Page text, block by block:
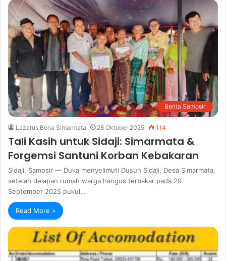
Berita Samosir
Lazarus Bona Simarmata 28 Oktober 2025 114
Tali Kasih untuk Sidaji: Simarmata &
Forgemsi Santuni Korban Kebakaran
Sidaji, Samosir — Duka menyelimuti Dusun Sidaji, Desa Simarmata,
setelah delapan rumah warga hangus terbakar pada 29
September 2025 pukul…
Read More »